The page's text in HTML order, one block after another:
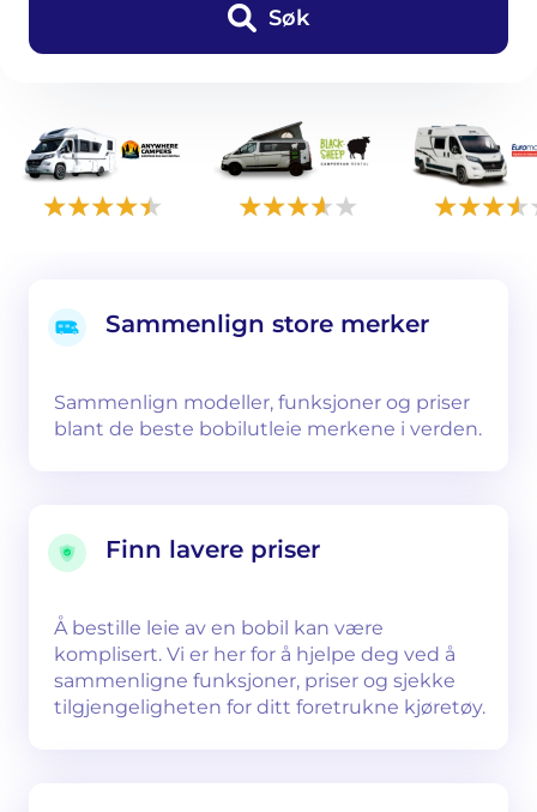
Søk
Sammenlign store merker
Sammenlign modeller, funksjoner og priser
blant de beste bobilutleie merkene i verden.
Finn lavere priser
Å bestille leie av en bobil kan være
komplisert. Vi er her for å hjelpe deg ved å
sammenligne funksjoner, priser og sjekke
tilgjengeligheten for ditt foretrukne kjøretøy.